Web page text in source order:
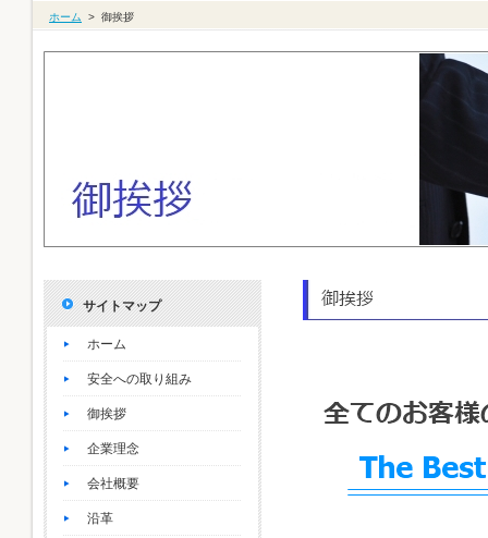
ホーム > 御挨拶
サイトマップ
ホーム
安全への取り組み
御挨拶
企業理念
会社概要
沿革